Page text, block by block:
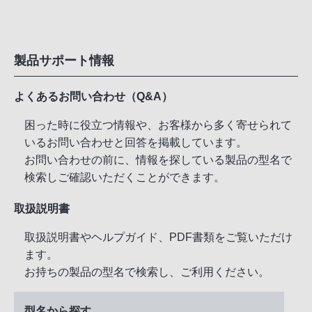
製品サポート情報
よくあるお問い合わせ（Q&A）
困った時に役立つ情報や、お客様から多く寄せられて
いるお問い合わせと回答を掲載しています。
お問い合わせの前に、情報を探している製品の型名で
検索しご確認いただくことができます。
取扱説明書
取扱説明書やヘルプガイド、PDF書類をご覧いただけ
ます。
お持ちの製品の型名で検索し、ご利用ください。